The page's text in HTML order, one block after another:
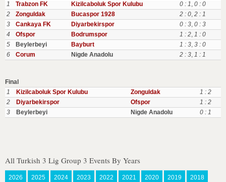
1
Trabzon FK Kizilcaboluk Spor Kulubu 0 : 1, 0 : 0
2
Zonguldak Bucaspor 1928 2 : 0, 2 : 1
3
Cankaya FK Diyarbekirspor 0 : 3, 0 : 3
4
Ofspor Bodrumspor 1 : 2, 1 : 0
5
Beylerbeyi Bayburt 1 : 3, 3 : 0
6
Corum Nigde Anadolu 2 : 3, 1 : 1
Final
1
Kizilcaboluk Spor Kulubu Zonguldak
1 : 2
2
Diyarbekirspor Ofspor
1 : 2
3
Beylerbeyi Nigde Anadolu 0 : 1
All Turkish 3 Lig Group 3 Events By Years
2026 2025 2024 2023 2022 2021 2020 2019 2018